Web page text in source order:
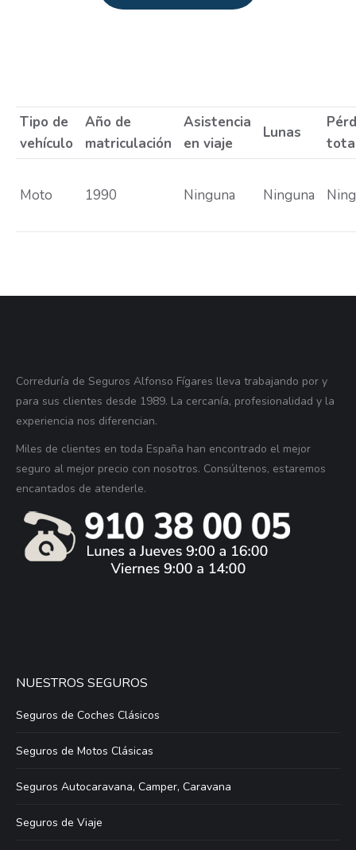
Tipo de
vehículo
Año de
matriculación
Asistencia
en viaje
Lunas
Moto 1990 Ninguna Ninguna
Correduría de Seguros Alfonso Fígares lleva trabajando por y
para sus clientes desde 1989. La cercanía, profesionalidad y la
experiencia nos diferencian.
Miles de clientes en toda España han encontrado el mejor
seguro al mejor precio con nosotros. Consúltenos, estaremos
encantados de atenderle.
NUESTROS SEGUROS
Seguros de Coches Clásicos
Seguros de Motos Clásicas
Seguros Autocaravana, Camper, Caravana
Seguros de Viaje